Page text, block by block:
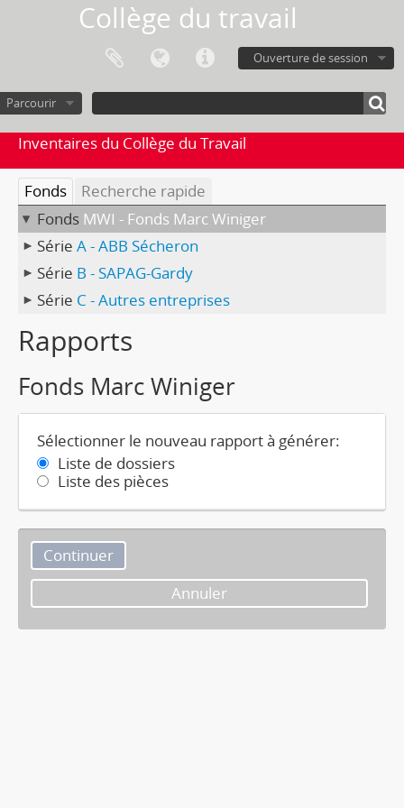
Collège du travail
Ouverture de session
Parcourir
Inventaires du Collège du Travail
Fonds
Recherche rapide
Fonds MWI - Fonds Marc Winiger
Série A - ABB Sécheron
Série B - SAPAG-Gardy
Série C - Autres entreprises
Rapports
Fonds Marc Winiger
Sélectionner le nouveau rapport à générer:
Liste de dossiers
Liste des pièces
Annuler